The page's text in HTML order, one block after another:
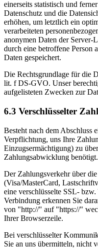
einerseits statistisch und
Datenschutz und die
erhöhen, um letztlich ein
verarbeiteten
anonymen Daten der Server-
durch eine betroffene Person
Daten gespeichert.
Die Rechtsgrundlage für die
lit. f DS-GVO. Unser
aufgelisteten Zwecken zur
6.3 Verschlüsselter
Besteht nach dem Abschluss
Verpflichtung, uns Ihre
Einzugsermächtigung) zu
Zahlungsabwicklung benötigt.
Der Zahlungsverkehr über
(Visa/MasterCard,
eine verschlüsselte SSL-
Verbindung erkennen Sie
von "http://" auf "https://"
Ihrer Browserzeile.
Bei verschlüsselter
Sie an uns übermitteln, nicht